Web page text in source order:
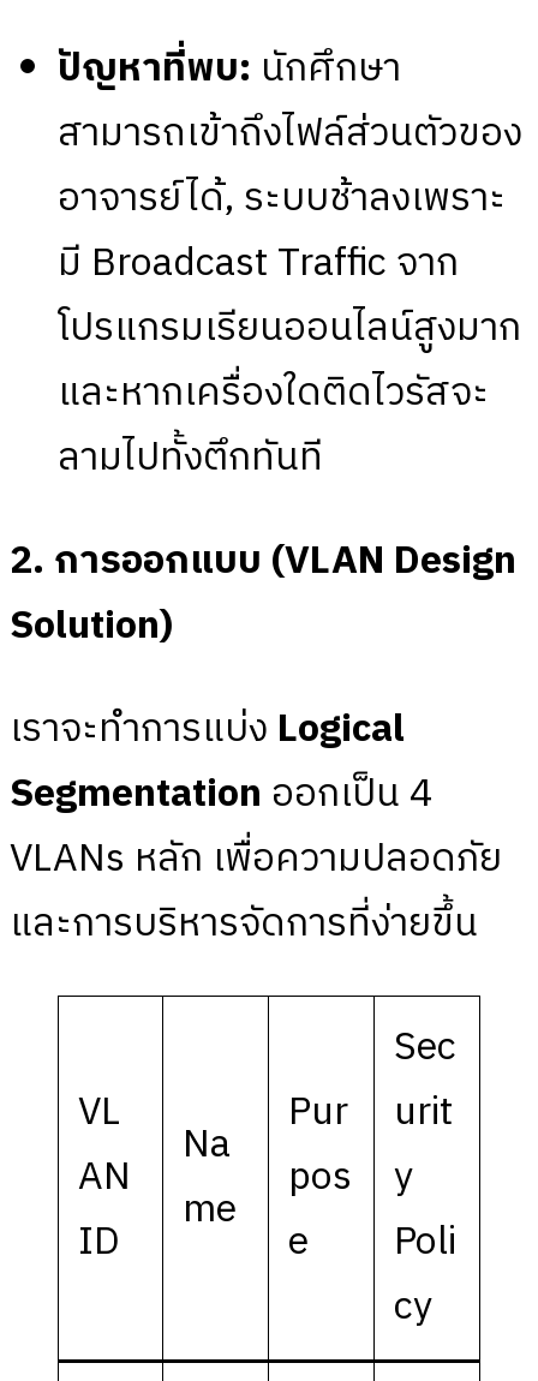
ปัญหาที่พบ: นักศึกษา
สามารถเข้าถึงไฟล์ส่วนตัวของ
อาจารย์ได้, ระบบช้าลงเพราะ
มี Broadcast Traffic จาก
โปรแกรมเรียนออนไลน์สูงมาก
และหากเครื่องใดติดไวรัสจะ
ลามไปทั้งตึกทันที
2. การออกแบบ (VLAN Design
Solution)
เราจะทำการแบ่ง Logical
Segmentation ออกเป็น 4
VLANs หลัก เพื่อความปลอดภัย
และการบริหารจัดการที่ง่ายขึ้น
VL
AN
ID
Na
me
Pur
pos
e
Sec
urit
y
Poli
cy